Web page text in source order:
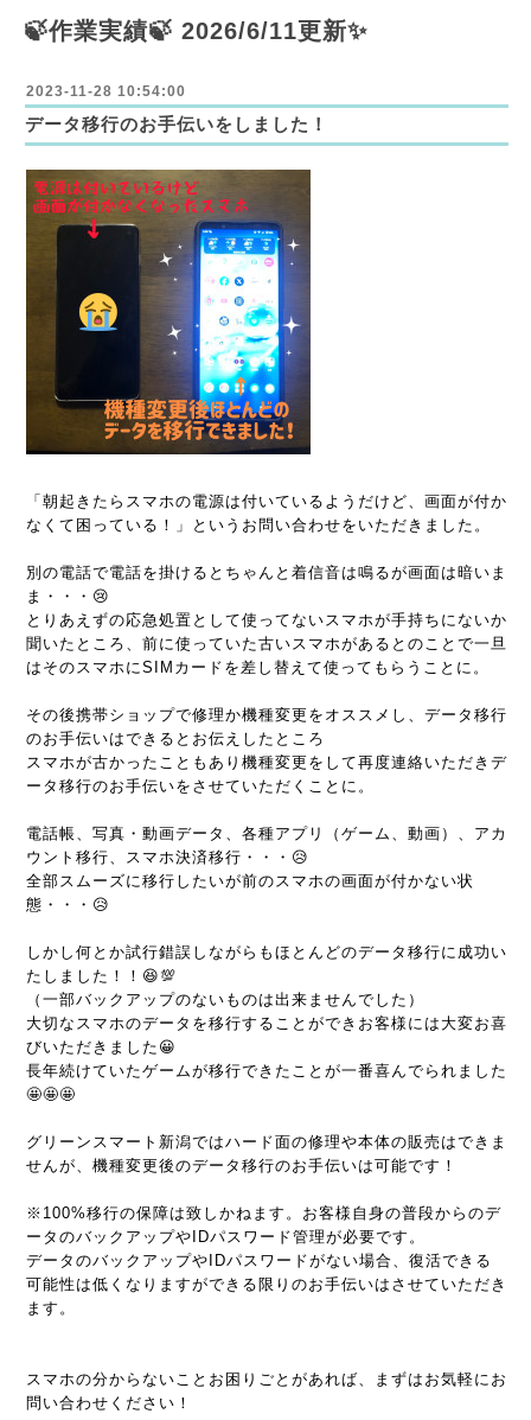
🍃作業実績🍃 2026/6/11更新✨
2023-11-28 10:54:00
データ移行のお手伝いをしました！
「朝起きたらスマホの電源は付いているようだけど、画面が付か
なくて困っている！」というお問い合わせをいただきました。
別の電話で電話を掛けるとちゃんと着信音は鳴るが画面は暗いま
ま・・・😢
とりあえずの応急処置として使ってないスマホが手持ちにないか
聞いたところ、前に使っていた古いスマホがあるとのことで一旦
はそのスマホにSIMカードを差し替えて使ってもらうことに。
その後携帯ショップで修理か機種変更をオススメし、データ移行
のお手伝いはできるとお伝えしたところ
スマホが古かったこともあり機種変更をして再度連絡いただきデ
ータ移行のお手伝いをさせていただくことに。
電話帳、写真・動画データ、各種アプリ（ゲーム、動画）、アカ
ウント移行、スマホ決済移行・・・😥
全部スムーズに移行したいが前のスマホの画面が付かない状
態・・・😥
しかし何とか試行錯誤しながらもほとんどのデータ移行に成功い
たしました！！😆💯
（一部バックアップのないものは出来ませんでした）
大切なスマホのデータを移行することができお客様には大変お喜
びいただきました😀
長年続けていたゲームが移行できたことが一番喜んでられました
🤩🤩🤩
グリーンスマート新潟ではハード面の修理や本体の販売はできま
せんが、機種変更後のデータ移行のお手伝いは可能です！
※100%移行の保障は致しかねます。お客様自身の普段からのデ
ータのバックアップやIDパスワード管理が必要です。
データのバックアップやIDパスワードがない場合、復活できる
可能性は低くなりますができる限りのお手伝いはさせていただき
ます。
スマホの分からないことお困りごとがあれば、まずはお気軽にお
問い合わせください！